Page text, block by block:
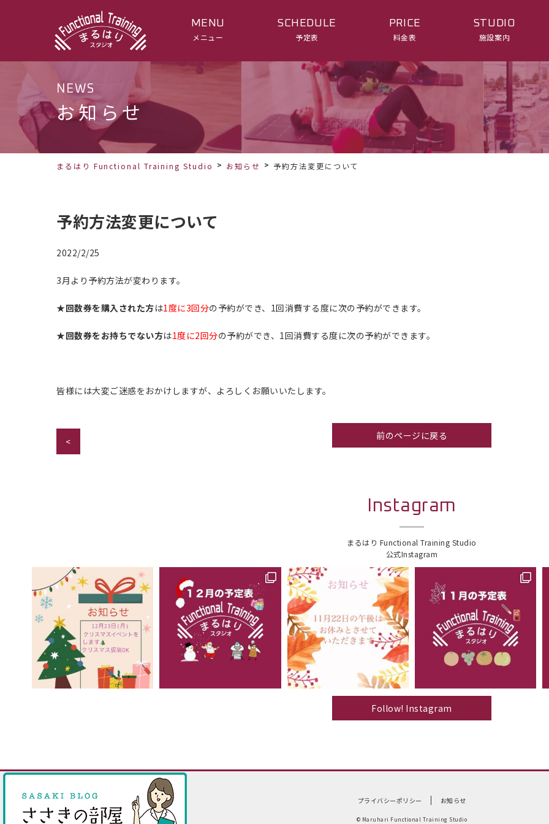
MENU
メニュー
SCHEDULE
予定表
PRICE
料金表
STUDIO
施設案内
NEWS
お知らせ
まるはり Functional Training Studio お知らせ 予約方法変更について
予約方法変更について
2022/2/25
3月より予約方法が変わります。
★回数券を購入された方は1度に3回分の予約ができ、1回消費する度に次の予約ができます。
★回数券をお持ちでない方は1度に2回分の予約ができ、1回消費する度に次の予約ができます。
皆様には大変ご迷惑をおかけしますが、よろしくお願いいたします。
< 前のページに戻る
Instagram
まるはり Functional Training Studio
公式Instagram
Follow! Instagram
プライバシーポリシー お知らせ
© Maruhari Functional Training Studio